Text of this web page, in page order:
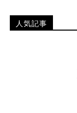
人気記事